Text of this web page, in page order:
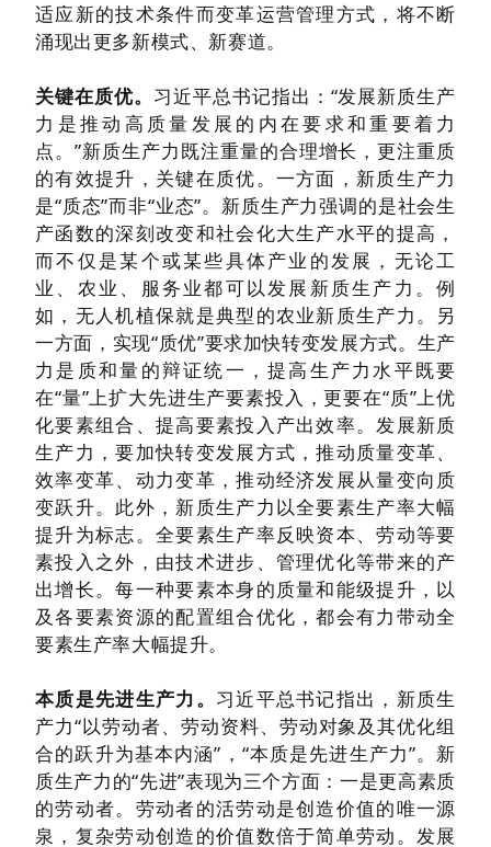
适应新的技术条件而变革运营管理方式，将不断
涌现出更多新模式、新赛道。
关键在质优。 习近平总书记指出：“发展新质生产
力是推动高质量发展的内在要求和重要着力
点。”新质生产力既注重量的合理增长，更注重质
的有效提升，关键在质优。一方面，新质生产力
是“质态”而非“业态”。新质生产力强调的是社会生
产函数的深刻改变和社会化大生产水平的提高，
而不仅是某个或某些具体产业的发展，无论工
业、农业、服务业都可以发展新质生产力。例
如，无人机植保就是典型的农业新质生产力。另
一方面，实现“质优”要求加快转变发展方式。生产
力是质和量的辩证统一，提高生产力水平既要
在“量”上扩大先进生产要素投入，更要在“质”上优
化要素组合、提高要素投入产出效率。发展新质
生产力，要加快转变发展方式，推动质量变革、
效率变革、动力变革，推动经济发展从量变向质
变跃升。此外，新质生产力以全要素生产率大幅
提升为标志。全要素生产率反映资本、劳动等要
素投入之外，由技术进步、管理优化等带来的产
出增长。每一种要素本身的质量和能级提升，以
及各要素资源的配置组合优化，都会有力带动全
要素生产率大幅提升。
本质是先进生产力。 习近平总书记指出，新质生
产力“以劳动者、劳动资料、劳动对象及其优化组
合的跃升为基本内涵”，“本质是先进生产力”。新
质生产力的“先进”表现为三个方面：一是更高素质
的劳动者。劳动者的活劳动是创造价值的唯一源
泉，复杂劳动创造的价值数倍于简单劳动。发展